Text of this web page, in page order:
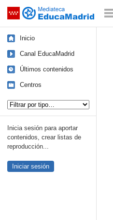
Saltar navegación
Inicio
Canal EducaMadrid
Últimos contenidos
Centros
Inicia sesión para aportar
contenidos, crear listas de
reproducción...
Iniciar sesión